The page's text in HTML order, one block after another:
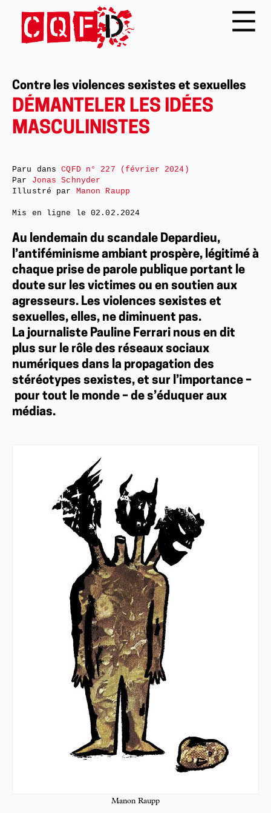
Contre les violences sexistes et sexuelles
DÉMANTELER LES IDÉES
MASCULINISTES
Au lendemain du scandale Depardieu,
l’antiféminisme ambiant prospère, légitimé à
chaque prise de parole publique portant le
doute sur les victimes ou en soutien aux
agresseurs. Les violences sexistes et
sexuelles, elles, ne diminuent pas.
La journaliste Pauline Ferrari nous en dit
plus sur le rôle des réseaux sociaux
numériques dans la propagation des
stéréotypes sexistes, et sur l’importance –
pour tout le monde – de s’éduquer aux
médias.
Manon Raupp
Paru dansCQFD n° 227 (février 2024)
Par Jonas Schnyder
Illustré par Manon Raupp
Mis en ligne le02.02.2024